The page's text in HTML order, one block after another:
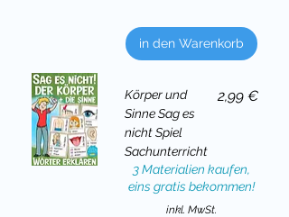
in den Warenkorb
Körper und
Sinne Sag es
nicht Spiel
Sachunterricht
Preis
2,99 €
3 Materialien kaufen,
eins gratis bekommen!
inkl. MwSt.